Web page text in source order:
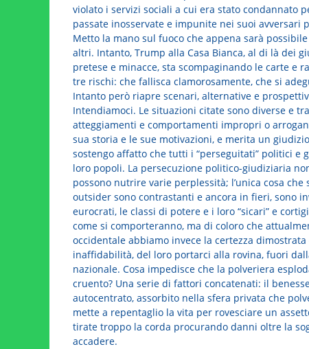
violato i servizi sociali a cui era stato condannato
passate inosservate e impunite nei suoi avversari
Metto la mano sul fuoco che appena sarà
altri. Intanto, Trump alla Casa Bianca, al di là dei
pretese e minacce, sta scompaginando le carte e
tre rischi: che fallisca clamorosamente, che si
Intanto però riapre scenari, alternative e
Intendiamoci. Le situazioni citate sono diverse e
atteggiamenti e comportamenti impropri o
sua storia e le sue motivazioni, e merita un
sostengo affatto che tutti i “perseguitati” politici
loro popoli. La persecuzione politico-giudiziaria
possono nutrire varie perplessità; l’unica cosa
outsider sono contrastanti e ancora in fieri, sono
eurocrati, le classi di potere e i loro “sicari” e
come si comporteranno, ma di coloro che
occidentale abbiamo invece la certezza
inaffidabilità, del loro portarci alla rovina, fuori
nazionale. Cosa impedisce che la polveriera
cruento? Una serie di fattori concatenati: il
autocentrato, assorbito nella sfera privata che
mette a repentaglio la vita per rovesciare un
tirate troppo la corda procurando danni oltre la
accadere.